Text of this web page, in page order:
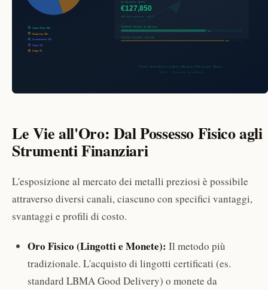
Le Vie all'Oro: Dal Possesso Fisico agli
Strumenti Finanziari
L'esposizione al mercato dei metalli preziosi è possibile
attraverso diversi canali, ciascuno con specifici vantaggi,
svantaggi e profili di costo.
Oro Fisico (Lingotti e Monete): Il metodo più
tradizionale. L'acquisto di lingotti certificati (es.
standard LBMA Good Delivery) o monete da